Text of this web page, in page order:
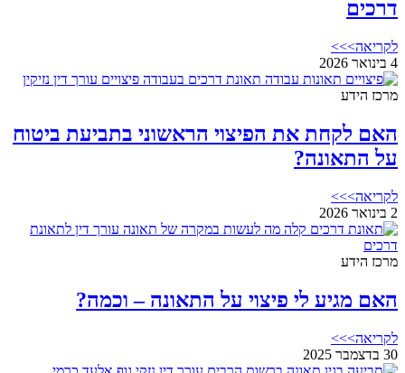
דרכים
לקריאה>>>
4 בינואר 2026
מרכז הידע
האם לקחת את הפיצוי הראשוני בתביעת ביטוח
על התאונה?
לקריאה>>>
2 בינואר 2026
מרכז הידע
האם מגיע לי פיצוי על התאונה – וכמה?
לקריאה>>>
30 בדצמבר 2025